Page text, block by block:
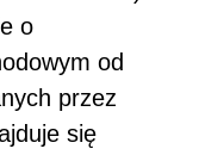
o
od
przez
się